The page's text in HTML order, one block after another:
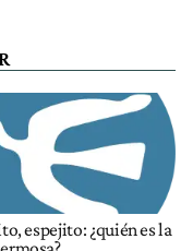
espejito: ¿quién es la